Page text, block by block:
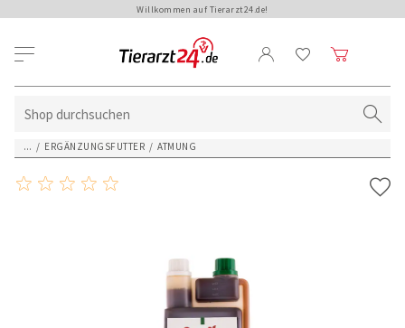
Willkommen auf Tierarzt24.de!
... / ERGÄNZUNGSFUTTER / ATMUNG